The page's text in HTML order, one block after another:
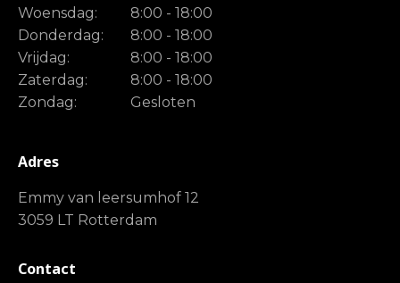
Woensdag:
8:00 - 18:00
Donderdag:
8:00 - 18:00
Vrijdag:
8:00 - 18:00
Zaterdag:
8:00 - 18:00
Zondag:
Gesloten
Adres
Emmy van leersumhof 12
3059 LT Rotterdam
Contact